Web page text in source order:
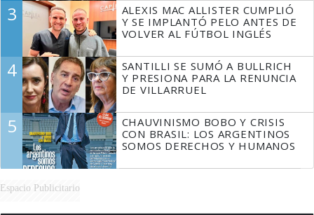
3
ALEXIS MAC ALLISTER CUMPLIÓ
Y SE IMPLANTÓ PELO ANTES DE
VOLVER AL FÚTBOL INGLÉS
4
SANTILLI SE SUMÓ A BULLRICH
Y PRESIONA PARA LA RENUNCIA
DE VILLARRUEL
5
CHAUVINISMO BOBO Y CRISIS
CON BRASIL: LOS ARGENTINOS
SOMOS DERECHOS Y HUMANOS
Espacio Publicitario